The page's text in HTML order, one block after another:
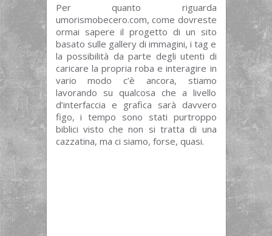
Per quanto riguarda
umorismobecero.com, come dovreste
ormai sapere il progetto di un sito
basato sulle gallery di immagini, i tag e
la possibilità da parte degli utenti di
caricare la propria roba e interagire in
vario modo c’è ancora, stiamo
lavorando su qualcosa che a livello
d’interfaccia e grafica sarà davvero
figo, i tempo sono stati purtroppo
biblici visto che non si tratta di una
cazzatina, ma ci siamo, forse, quasi.